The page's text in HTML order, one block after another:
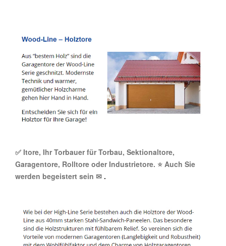
✅ Itore, Ihr Torbauer für Torbau, Sektionaltore,
Garagentore, Rolltore oder Industrietore. ⭐ Auch Sie
werden begeistert sein ✉ .